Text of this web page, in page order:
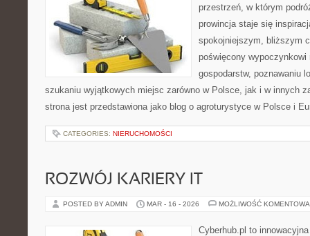
przestrzeń, w którym
prowincja staje się
spokojniejszym, bliższym
poświęcony wypoczynkowi
gospodarstw, poznawaniu
szukaniu wyjątkowych miejsc zarówno w Polsce, jak i w innych
strona jest przedstawiona jako blog o agroturystyce w Polsce i
CATEGORIES: NIERUCHOMOŚCI
ROZWÓJ KARIERY IT
POSTED BY ADMIN MAR - 16 - 2026 MOŻLIWOŚĆ
Cyberhub.pl to